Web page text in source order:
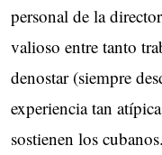
personal de la
valioso entre tanto
denostar (siempre
experiencia tan
sostienen los cubanos.